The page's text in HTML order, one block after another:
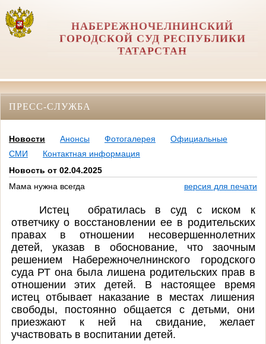
НАБЕРЕЖНОЧЕЛНИНСКИЙ
ГОРОДСКОЙ СУД РЕСПУБЛИКИ
ТАТАРСТАН
ПРЕСС-СЛУЖБА
Новости Анонсы Фотогалерея
Официальные
СМИ
Контактная информация
Новость от 02.04.2025
Мама нужна всегда
версия для печати
Истец обратилась в суд с иском к
ответчику о восстановлении ее в родительских
правах в отношении несовершеннолетних
детей, указав в обоснование, что заочным
решением Набережночелнинского городского
суда РТ она была лишена родительских прав в
отношении этих детей. В настоящее время
истец отбывает наказание в местах лишения
свободы, постоянно общается с детьми, они
приезжают к ней на свидание, желает
участвовать в воспитании детей.